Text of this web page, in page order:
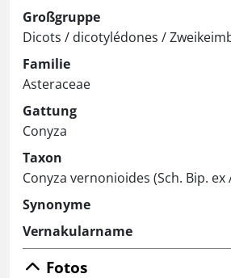
Großgruppe
Dicots / dicotylédones /
Familie
Asteraceae
Gattung
Conyza
Taxon
Conyza vernonioides (Sch. Bip. ex
Synonyme
Vernakularname
Fotos